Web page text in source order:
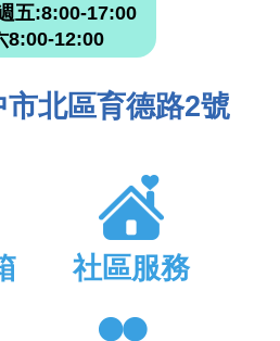
五:8:00-17:00
8:00-12:00
北區育德路2號
社區服務